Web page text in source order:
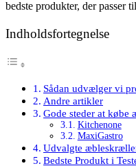
bedste produkter, der passer
Indholdsfortegnelse
Sådan udvælger vi
Andre artikler
Gode steder at købe
Kitchenone
MaxiGastro
Udvalgte
Bedste Produkt i